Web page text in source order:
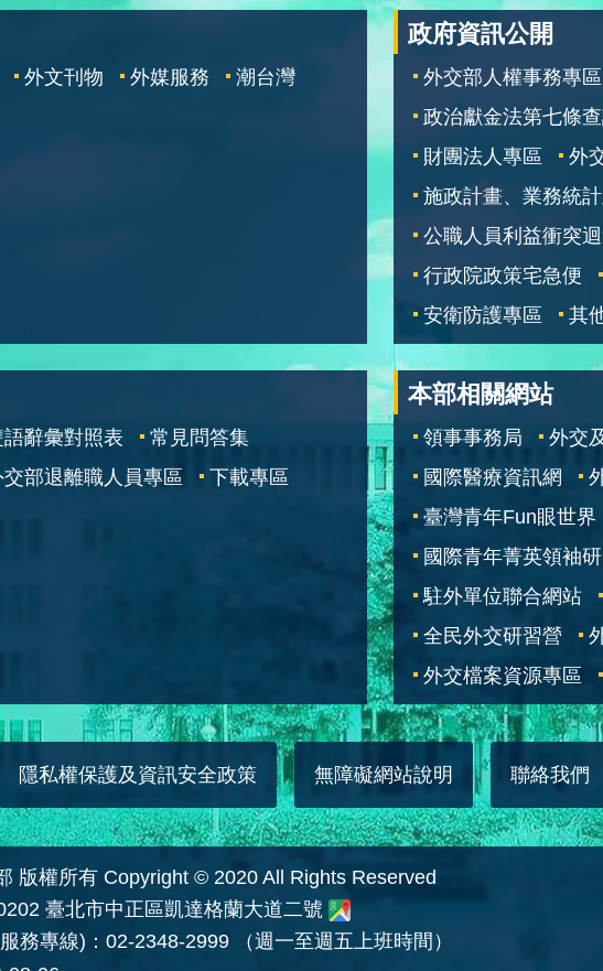
外文刊物 外媒服務 潮台灣
政府資訊公開
外交部人權事務專區
政治獻金法第七條
財團法人專區
外
施政計畫、業務統
公職人員利益衝突
行政院政策宅急便
安衛防護專區
其
語辭彙對照表
常見問答集
交部退離職人員專區
下載專區
本部相關網站
領事事務局 外交
國際醫療資訊網
臺灣青年Fun眼世界
國際青年菁英領袖
駐外單位聯合網站
全民外交研習營
外交檔案資源專區
隱私權保護及資訊安全政策 無障礙網站說明 聯絡我們
版權所有 Copyright © 2020 All Rights Reserved
臺北市中正區凱達格蘭大道二號
務專線)：02-2348-2999 （週一至週五上班時間）